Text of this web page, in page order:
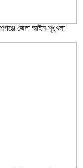
জেলা আইন-শৃঙ্খলা